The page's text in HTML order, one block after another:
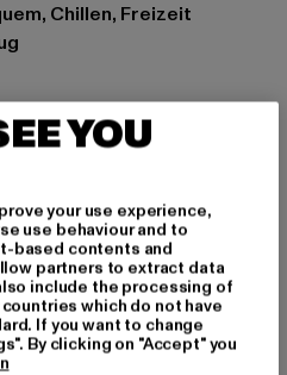
Chillen, Freizeit
100% Polyester
GmbH & Co. KG |
YOU
your use experience,
use behaviour and to
based contents and
partners to extract data
include the processing of
which do not have
If you want to change
By clicking on "Accept" you